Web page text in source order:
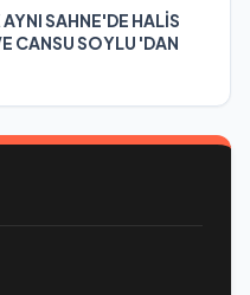
SAHNE'DE HALİS
CANSU SOYLU 'DAN